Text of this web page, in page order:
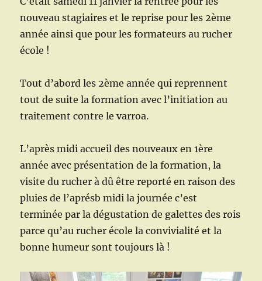
nouveau stagiaires et le reprise pour les 2ème
année ainsi que pour les formateurs au rucher
école !
Tout d’abord les 2ème année qui reprennent
tout de suite la formation avec l’initiation au
traitement contre le varroa.
L’après midi accueil des nouveaux en 1ère
année avec présentation de la formation, la
visite du rucher à dû être reporté en raison des
pluies de l’aprésb midi la journée c’est
terminée par la dégustation de galettes des rois
parce qu’au rucher école la convivialité et la
bonne humeur sont toujours là !